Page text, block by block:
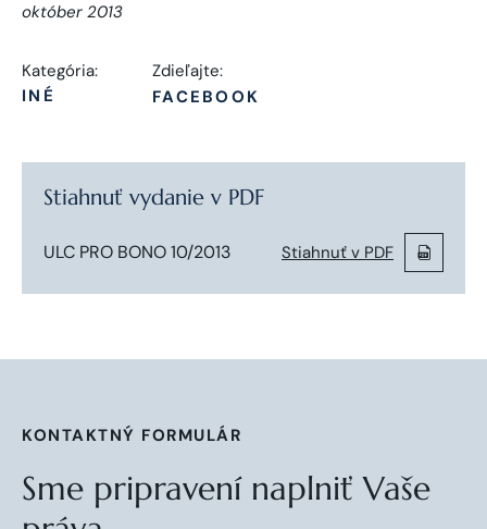
október 2013
Kategória:
INÉ
Zdieľajte:
FACEBOOK
Stiahnuť vydanie v PDF
ULC PRO BONO 10/2013 Stiahnuť v PDF
KONTAKTNÝ FORMULÁR
Sme pripravení naplniť Vaše